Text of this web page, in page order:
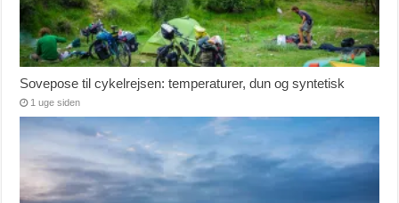
Sovepose til cykelrejsen: temperaturer, dun og syntetisk
1 uge siden